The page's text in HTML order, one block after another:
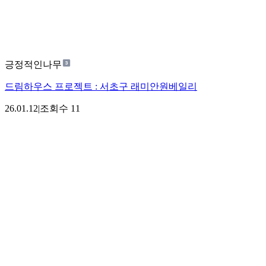
긍정적인나무
드림하우스 프로젝트 : 서초구 래미안원베일리
26.01.12|조회수 11